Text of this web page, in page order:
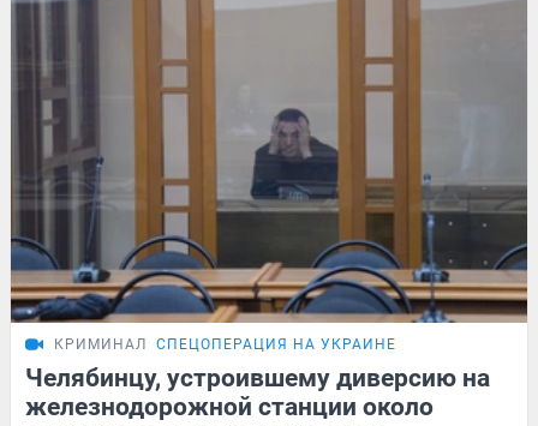
КРИМИНАЛ СПЕЦОПЕРАЦИЯ НА УКРАИНЕ
Челябинцу, устроившему диверсию на
железнодорожной станции около